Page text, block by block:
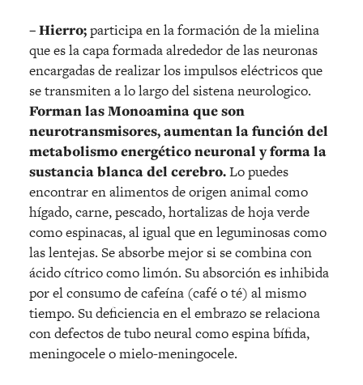
– Hierro;participa en la formación de la mielina
que es la capa formada alrededor de las neuronas
encargadas de realizar los impulsos eléctricos que
se transmiten a lo largo del sistena neurologico.
Forman las Monoamina que son
neurotransmisores, aumentan la función del
metabolismo energético neuronal y forma la
sustancia blanca del cerebro.Lo puedes
encontrar en alimentos de origen animal como
hígado, carne, pescado, hortalizas de hoja verde
como espinacas, al igual que en leguminosas como
las lentejas. Se absorbe mejor si se combina con
ácido cítrico como limón. Su absorción es inhibida
por el consumo de cafeína (café o té) al mismo
tiempo. Su deficiencia en el embrazo se relaciona
con defectos de tubo neural como espina bífida,
meningocele o mielo-meningocele.